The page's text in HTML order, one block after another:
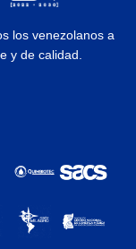
los venezolanos a
y de calidad.